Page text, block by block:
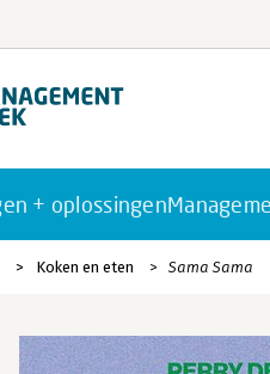
+ oplossingen
Koken en eten Sama Sama